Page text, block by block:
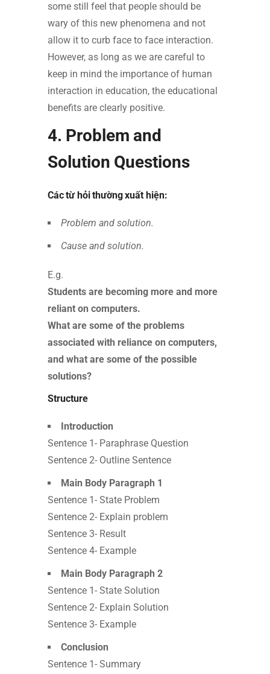
some still feel that people should be
wary of this new phenomena and not
allow it to curb face to face interaction.
However, as long as we are careful to
keep in mind the importance of human
interaction in education, the educational
benefits are clearly positive.
4. Problem and
Solution Questions
Các từ hỏi thường xuất hiện:
Problem and solution.
Cause and solution.
E.g.
Students are becoming more and more
reliant on computers.
What are some of the problems
associated with reliance on computers,
and what are some of the possible
solutions?
Structure
Introduction
Sentence 1- Paraphrase Question
Sentence 2- Outline Sentence
Main Body Paragraph 1
Sentence 1- State Problem
Sentence 2- Explain problem
Sentence 3- Result
Sentence 4- Example
Main Body Paragraph 2
Sentence 1- State Solution
Sentence 2- Explain Solution
Sentence 3- Example
Conclusion
Sentence 1- Summary